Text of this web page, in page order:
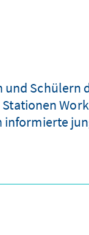
und Schülern